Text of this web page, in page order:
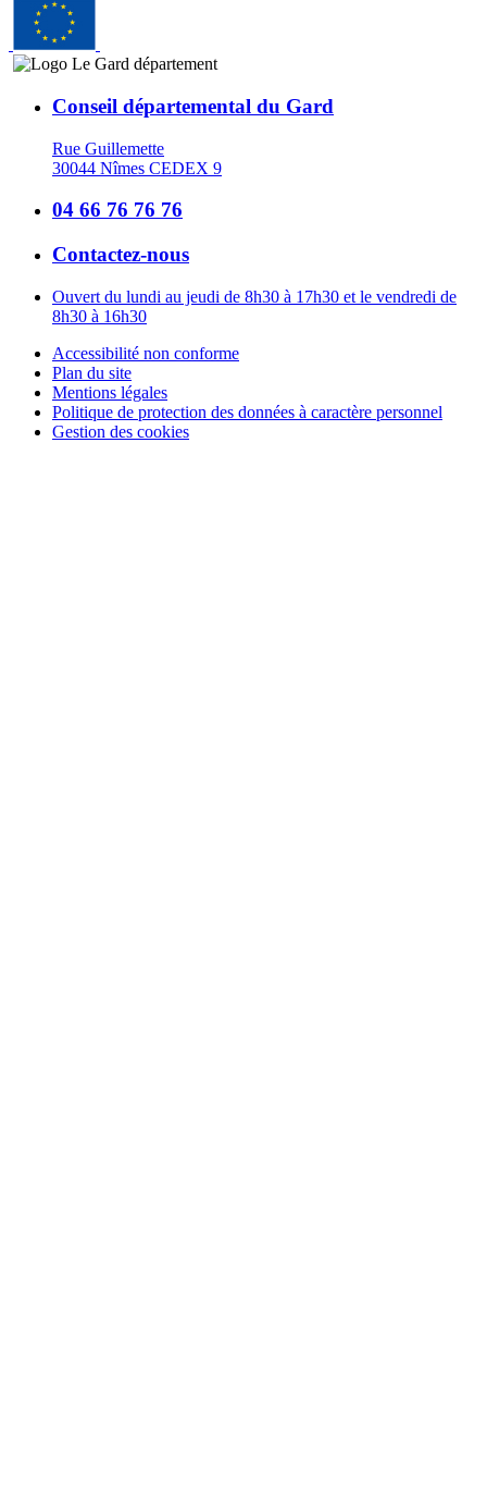
Conseil départemental du Gard
Rue Guillemette
30044 Nîmes CEDEX 9
04 66 76 76 76
Contactez-nous
Ouvert du lundi au jeudi de 8h30 à 17h30 et le vendredi de
8h30 à 16h30
Accessibilité non conforme
Plan du site
Mentions légales
Politique de protection des données à caractère personnel
Gestion des cookies